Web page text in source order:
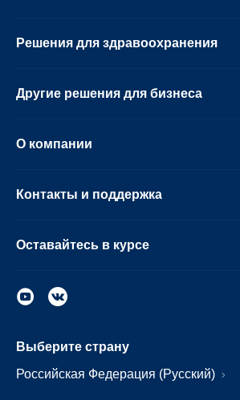
Решения для здравоохранения
Другие решения для бизнеса
О компании
Контакты и поддержка
Оставайтесь в курсе
Выберите страну
Российская Федерация (Русский)